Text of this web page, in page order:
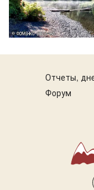
Отчеты,
Форум